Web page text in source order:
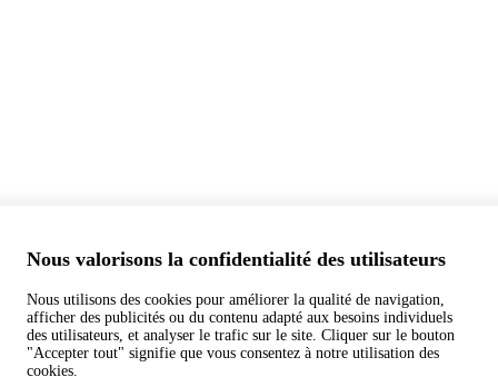
Nous valorisons la confidentialité des utilisateurs
Nous utilisons des cookies pour améliorer la qualité de navigation,
afficher des publicités ou du contenu adapté aux besoins individuels
des utilisateurs, et analyser le trafic sur le site. Cliquer sur le bouton
"Accepter tout" signifie que vous consentez à notre utilisation des
cookies.